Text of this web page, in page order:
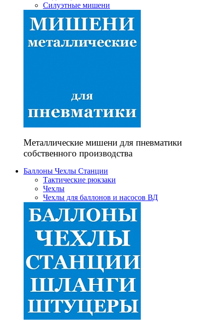
Силуэтные мишени
Металлические мишени для пневматики
собственного производства
Баллоны Чехлы Станции
Тактические рюкзаки
Чехлы
Чехлы для баллонов и насосов ВД